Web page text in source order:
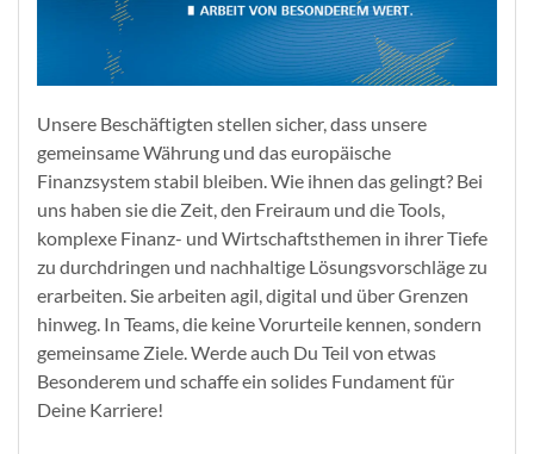
Unsere Beschäftigten stellen sicher, dass unsere
gemeinsame Währung und das europäische
Finanzsystem stabil bleiben. Wie ihnen das gelingt? Bei
uns haben sie die Zeit, den Freiraum und die Tools,
komplexe Finanz- und Wirtschaftsthemen in ihrer Tiefe
zu durchdringen und nachhaltige Lösungsvorschläge zu
erarbeiten. Sie arbeiten agil, digital und über Grenzen
hinweg. In Teams, die keine Vorurteile kennen, sondern
gemeinsame Ziele. Werde auch Du Teil von etwas
Besonderem und schaffe ein solides Fundament für
Deine Karriere!